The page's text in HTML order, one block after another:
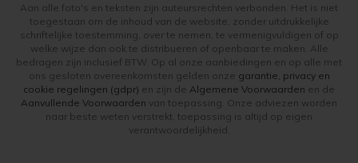
Aan alle foto's en teksten zijn auteursrechten verbonden. Het is niet
toegestaan om de inhoud van de website, zonder uitdrukkelijke
schriftelijke toestemming, over te nemen, te vermenigvuldigen of op
welke wijze dan ook te distribueren of openbaar te maken. Alle
bedragen zijn inclusief BTW. Op al onze aanbiedingen en op alle met
ons gesloten overeenkomsten gelden onze garantie, privacy en
cookie regelingen (gdpr) en zijn de Algemene Voorwaarden en de
Aanvullende Voorwaarden van toepassing. Onze adviezen worden
naar beste weten verstrekt, toepassing is altijd op eigen
verantwoordelijkheid.